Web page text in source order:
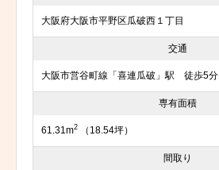
大阪府大阪市平野区瓜破西１丁目
交通
大阪市営谷町線「喜連瓜破」駅 徒歩5分
専有面積
61.31m2 （18.54坪）
間取り